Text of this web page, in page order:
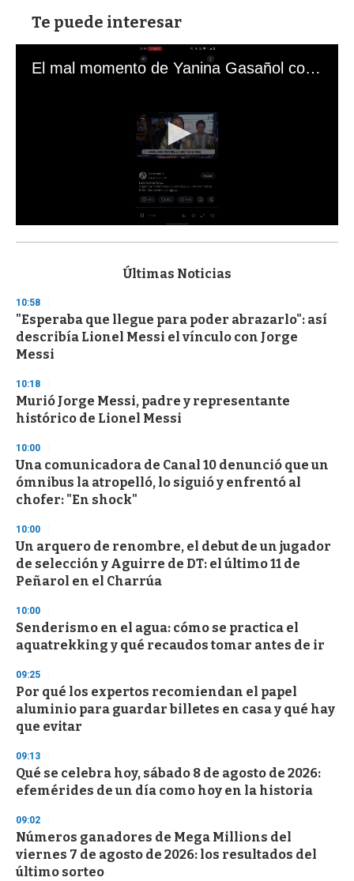
Te puede interesar
El mal momento de Yanina Gasañol con un hincha argentino en "Subrayado"
s
d
s
o
f
3
s
e
c
o
d
s
Últimas Noticias
10:58
"Esperaba que llegue para poder abrazarlo": así
describía Lionel Messi el vínculo con Jorge
Messi
10:18
Murió Jorge Messi, padre y representante
histórico de Lionel Messi
10:00
Una comunicadora de Canal 10 denunció que un
ómnibus la atropelló, lo siguió y enfrentó al
chofer: "En shock"
10:00
Un arquero de renombre, el debut de un jugador
de selección y Aguirre de DT: el último 11 de
Peñarol en el Charrúa
10:00
Senderismo en el agua: cómo se practica el
aquatrekking y qué recaudos tomar antes de ir
09:25
Por qué los expertos recomiendan el papel
aluminio para guardar billetes en casa y qué hay
que evitar
09:13
Qué se celebra hoy, sábado 8 de agosto de 2026:
efemérides de un día como hoy en la historia
09:02
Números ganadores de Mega Millions del
viernes 7 de agosto de 2026: los resultados del
último sorteo